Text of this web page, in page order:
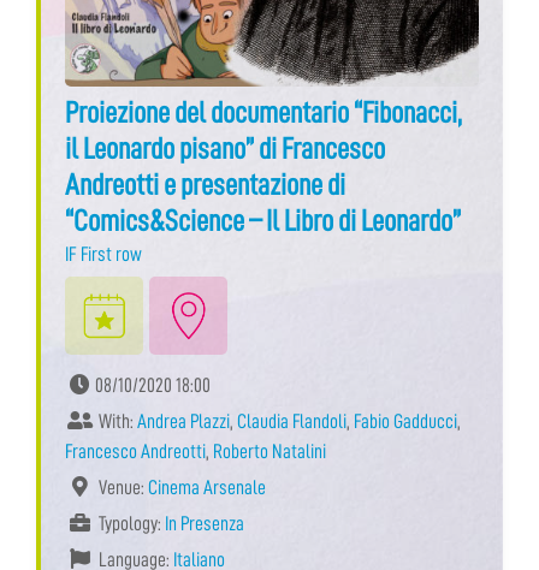
Proiezione del documentario “Fibonacci,
il Leonardo pisano” di Francesco
Andreotti e presentazione di
“Comics&Science – Il Libro di Leonardo”
IF First row
08/10/2020 18:00
With: Andrea Plazzi, Claudia Flandoli, Fabio Gadducci,
Francesco Andreotti, Roberto Natalini
Venue: Cinema Arsenale
Typology: In Presenza
Language: Italiano